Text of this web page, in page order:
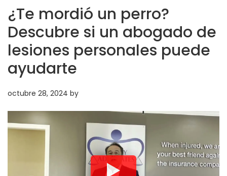
¿Te mordió un perro?
Descubre si un abogado de
lesiones personales puede
ayudarte
octubre 28, 2024 by